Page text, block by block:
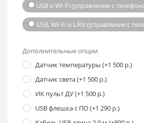
USB и WI-Fi (управление с
USB, WI-Fi и LAN (управление с
Дополнительные опции
Датчик температуры (+1 500 р.)
Датчик света (+1 500 р.)
ИК пульт ДУ (+1 500 р.)
USB флешка с ПО (+1 290 р.)